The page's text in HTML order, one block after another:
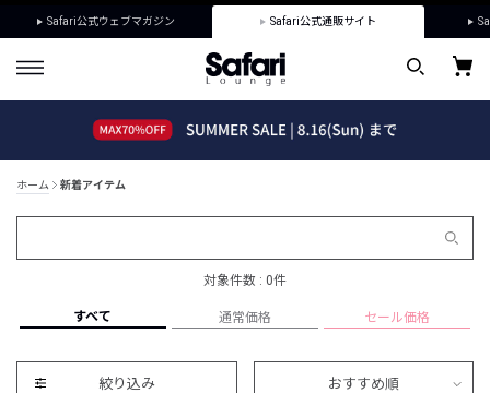
Safari公式ウェブマガジン Safari公式通販サイト
ホーム 新着アイテム
対象件数 : 0件
すべて 通常価格 セール価格
絞り込み おすすめ順